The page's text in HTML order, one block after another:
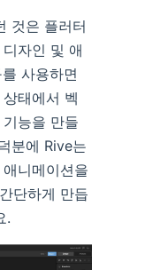
것은 플러터
자인 및 애
사용하면
태에서 벡
능을 만들
분에 Rive는
니메이션을
단하게 만듭
.